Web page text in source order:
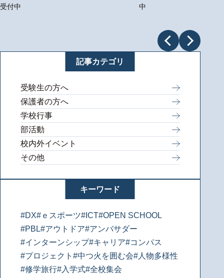
記事カテゴリ
受験生の方へ
保護者の方へ
学校行事
部活動
校内外イベント
その他
キーワード
#DX#ｅスポーツ#ICT#OPEN SCHOOL
#PBL#アウトドア#アンバサダー
#インターンシップ#キャリア#コンパス
#プロジェクト #中つ火を囲む会#人物多様性
#修学旅行#入学式#全校集会
受付中
中